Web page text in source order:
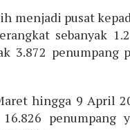
menjadi pusat
sebanyak
3.872 penumpang
hingga 9 April
penumpang